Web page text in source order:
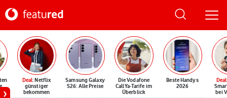
Deal: Netflix
günstiger
bekommen
Samsung Galaxy
S26: Alle Preise
Die Vodafone
CallYa-Tarife im
Überblick
Beste Handys
2026
Deal
bei